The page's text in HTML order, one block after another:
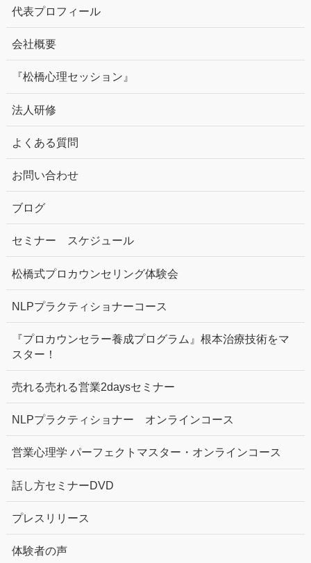
代表プロフィール
会社概要
『松橋心理セッション』
法人研修
よくある質問
お問い合わせ
ブログ
セミナー スケジュール
松橋式プロカウンセリング体験会
NLPプラクティショナーコース
『プロカウンセラー養成プログラム』根本治療技術をマ
スター！
売れる売れる営業2daysセミナー
NLPプラクティショナー オンラインコース
営業心理学 パーフェクトマスター・オンラインコース
話し方セミナーDVD
プレスリリース
体験者の声